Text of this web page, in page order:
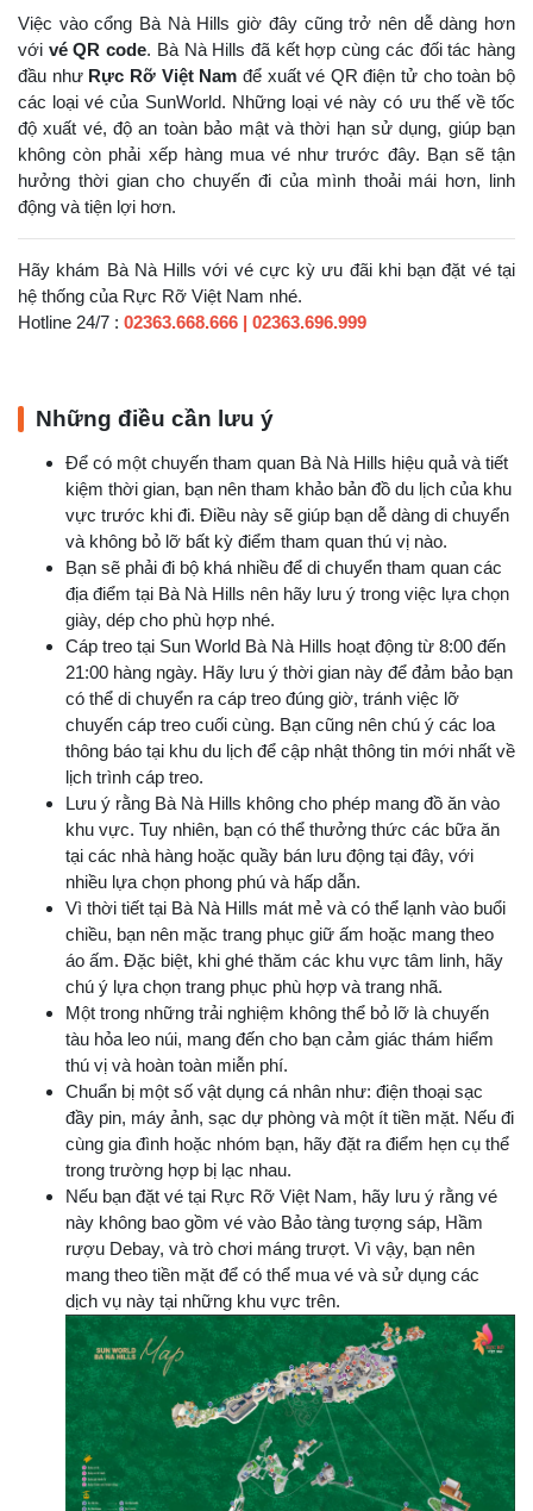
Việc vào cổng Bà Nà Hills giờ đây cũng trở nên dễ dàng hơn
với vé QR code. Bà Nà Hills đã kết hợp cùng các đối tác hàng
đầu nhưRực Rỡ Việt Nam để xuất vé QR điện tử cho toàn bộ
các loại vé của SunWorld. Những loại vé này có ưu thế về tốc
độ xuất vé, độ an toàn bảo mật và thời hạn sử dụng, giúp bạn
không còn phải xếp hàng mua vé như trước đây. Bạn sẽ tận
hưởng thời gian cho chuyến đi của mình thoải mái hơn, linh
động và tiện lợi hơn.
Hãy khám Bà Nà Hills với vé cực kỳ ưu đãi khi bạn đặt vé tại
hệ thống của Rực Rỡ Việt Nam nhé.
Hotline 24/7 : 02363.668.666 | 02363.696.999
Những điều cần lưu ý
Để có một chuyến tham quan Bà Nà Hills hiệu quả và tiết
kiệm thời gian, bạn nên tham khảo bản đồ du lịch của khu
vực trước khi đi. Điều này sẽ giúp bạn dễ dàng di chuyển
và không bỏ lỡ bất kỳ điểm tham quan thú vị nào.
Bạn sẽ phải đi bộ khá nhiều để di chuyển tham quan các
địa điểm tại Bà Nà Hills nên hãy lưu ý trong việc lựa chọn
giày, dép cho phù hợp nhé.
Cáp treo tại Sun World Bà Nà Hills hoạt động từ 8:00 đến
21:00 hàng ngày. Hãy lưu ý thời gian này để đảm bảo bạn
có thể di chuyển ra cáp treo đúng giờ, tránh việc lỡ
chuyến cáp treo cuối cùng. Bạn cũng nên chú ý các loa
thông báo tại khu du lịch để cập nhật thông tin mới nhất về
lịch trình cáp treo.
Lưu ý rằng Bà Nà Hills không cho phép mang đồ ăn vào
khu vực. Tuy nhiên, bạn có thể thưởng thức các bữa ăn
tại các nhà hàng hoặc quầy bán lưu động tại đây, với
nhiều lựa chọn phong phú và hấp dẫn.
Vì thời tiết tại Bà Nà Hills mát mẻ và có thể lạnh vào buổi
chiều, bạn nên mặc trang phục giữ ấm hoặc mang theo
áo ấm. Đặc biệt, khi ghé thăm các khu vực tâm linh, hãy
chú ý lựa chọn trang phục phù hợp và trang nhã.
Một trong những trải nghiệm không thể bỏ lỡ là chuyến
tàu hỏa leo núi, mang đến cho bạn cảm giác thám hiểm
thú vị và hoàn toàn miễn phí.
Chuẩn bị một số vật dụng cá nhân như: điện thoại sạc
đầy pin, máy ảnh, sạc dự phòng và một ít tiền mặt. Nếu đi
cùng gia đình hoặc nhóm bạn, hãy đặt ra điểm hẹn cụ thể
trong trường hợp bị lạc nhau.
Nếu bạn đặt vé tại Rực Rỡ Việt Nam, hãy lưu ý rằng vé
này không bao gồm vé vào Bảo tàng tượng sáp, Hầm
rượu Debay, và trò chơi máng trượt. Vì vậy, bạn nên
mang theo tiền mặt để có thể mua vé và sử dụng các
dịch vụ này tại những khu vực trên.